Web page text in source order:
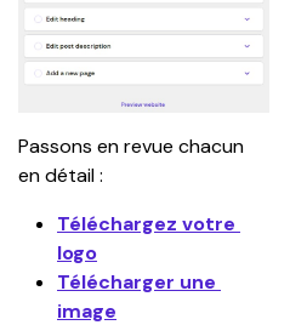
Passons en revue chacun
en détail :
Téléchargez votre
logo
Télécharger une
image